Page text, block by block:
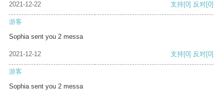
2021-12-22 支持[0] 反对[0]
游客
Sophia sent you 2 messa
2021-12-12 支持[0] 反对[0]
游客
Sophia sent you 2 messa